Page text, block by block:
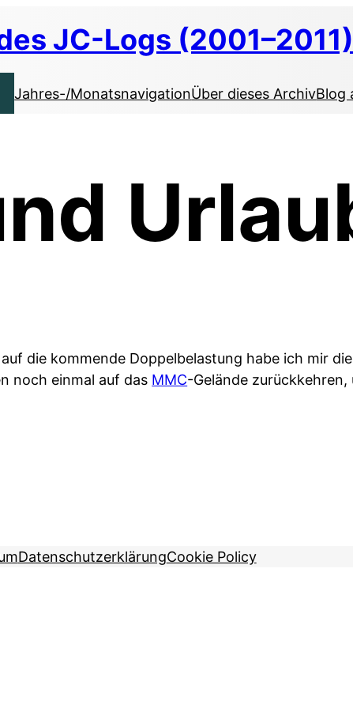
JC-Logs (2001–2011)
Jahres-/MonatsnavigationÜber dieses ArchivBlog
die kommende Doppelbelastung habe ich mir
noch einmal auf das MMC-Gelände zurückkehren,
DatenschutzerklärungCookie Policy